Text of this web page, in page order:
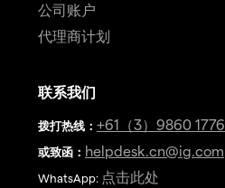
公司账户
代理商计划
联系我们
拨打热线 ： +61（3）9860 1776
或致函： helpdesk.cn@ig.com
WhatsApp: 点击此处